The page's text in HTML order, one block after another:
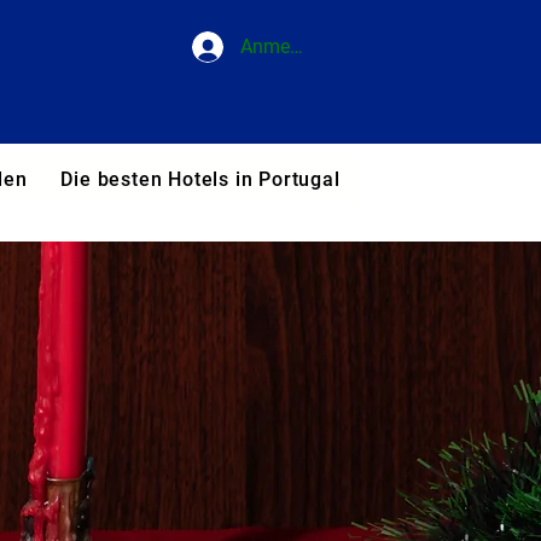
Anmelden
Die besten Hotels in Portugal